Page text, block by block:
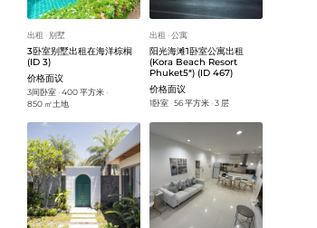
出租 ᐧ别墅
3卧室别墅出租在海洋棕榈
(ID 3)
价格面议
3间卧室 ᐧ400 平方米 ᐧ
850 ㎡土地
出租 ᐧ公寓
阳光海滩1卧室公寓出租
(Kora Beach Resort
Phuket5*) (ID 467)
价格面议
1卧室 ᐧ56 平方米 ᐧ3 层